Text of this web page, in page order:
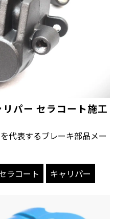
パー セラコート施工
代表するブレーキ部品メー
ラコート キャリパー